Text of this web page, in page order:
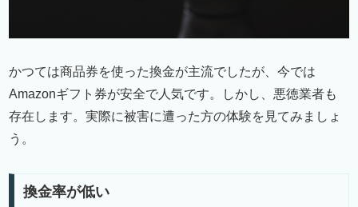
かつては商品券を使った換金が主流でしたが、今では
Amazonギフト券が安全で人気です。しかし、悪徳業者も
存在します。実際に被害に遭った方の体験を見てみましょ
う。
換金率が低い